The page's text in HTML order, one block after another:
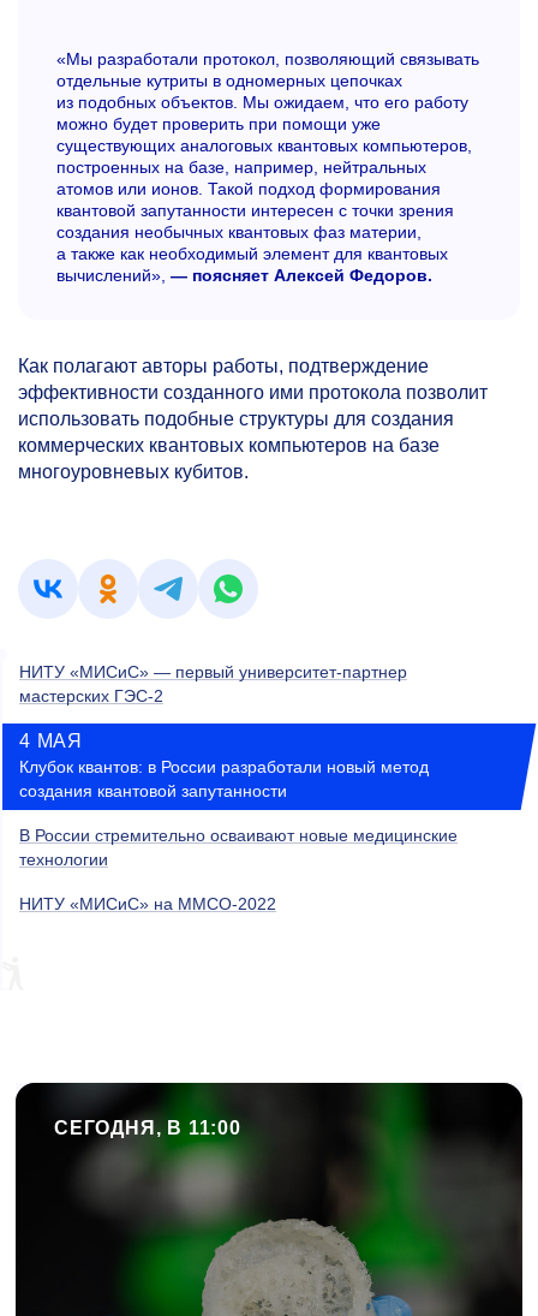
«Мы разработали протокол, позволяющий связывать
отдельные кутриты в одномерных цепочках
из подобных объектов. Мы ожидаем, что его работу
можно будет проверить при помощи уже
существующих аналоговых квантовых компьютеров,
построенных на базе, например, нейтральных
атомов или ионов. Такой подход формирования
квантовой запутанности интересен с точки зрения
создания необычных квантовых фаз материи,
а также как необходимый элемент для квантовых
вычислений», — поясняет Алексей Федоров.
Как полагают авторы работы, подтверждение
эффективности созданного ими протокола позволит
использовать подобные структуры для создания
коммерческих квантовых компьютеров на базе
многоуровневых кубитов.
НИТУ «МИСиС» — первый университет-партнер
мастерских ГЭС-2
4 МАЯ
Клубок квантов: в России разработали новый метод
создания квантовой запутанности
В России стремительно осваивают новые медицинские
технологии
НИТУ «МИСиС» на ММСО-2022
СЕГОДНЯ, В 11:00